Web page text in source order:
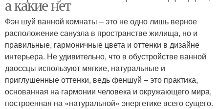
а какие нет
Фэн шуй ванной комнаты – это не одно лишь верное
расположение санузла в пространстве жилища, но и
правильные, гармоничные цвета и оттенки в дизайне
интерьера. Не удивительно, что в обустройстве ванной
даоссцы используют мягкие, натуральные и
приглушенные оттенки, ведь феншуй – это практика,
основанная на гармонии человека и окружающего мира,
построенная на «натуральной» энергетике всего сущего.